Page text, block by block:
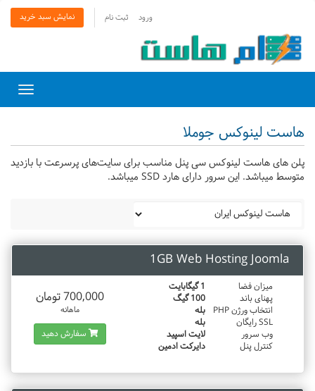
ورود ثبت نام نمایش سبد خرید
هاست لینوکس جوملا
پلن های هاست لینوکس سی پنل مناسب برای سایت‌های پرسرعت با بازدید
متوسط میباشد. این سرور دارای هارد SSD میباشد.
1GB Web Hosting Joomla
1 گیگابایت
میزان فضا
100 گیگ
پهنای باند
بله
انتخاب ورژن PHP
بله
SSL رایگان
لایت اسپید
وب سرور
دایرکت ادمین
کنترل پنل
700,000 تومان
ماهانه
سفارش دهید